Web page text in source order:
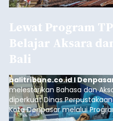
Lewat Program
Belajar Aksara
Bali
balitribune.co.id I
melestarikan Bahasa dan
diperkuat Dinas
Kota Denpasar melalui